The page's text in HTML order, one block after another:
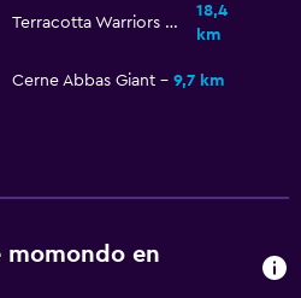
Terracotta Warriors Museum
18,4
km
Cerne Abbas Giant 9,7 km
momondo en